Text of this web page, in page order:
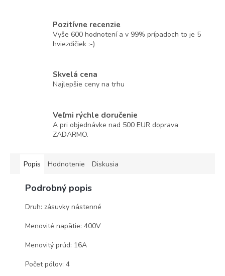
Pozitívne recenzie
Vyše 600 hodnotení a v 99% prípadoch to je 5
hviezdičiek :-)
Skvelá cena
Najlepšie ceny na trhu
Veľmi rýchle doručenie
A pri objednávke nad 500 EUR doprava
ZADARMO.
Popis Hodnotenie Diskusia
Podrobný popis
Druh: zásuvky nástenné
Menovité napätie: 400V
Menovitý prúd: 16A
Počet pólov: 4